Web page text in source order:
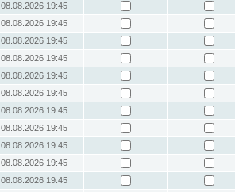
08.08.2026 19:45
08.08.2026 19:45
08.08.2026 19:45
08.08.2026 19:45
08.08.2026 19:45
08.08.2026 19:45
08.08.2026 19:45
08.08.2026 19:45
08.08.2026 19:45
08.08.2026 19:45
08.08.2026 19:45